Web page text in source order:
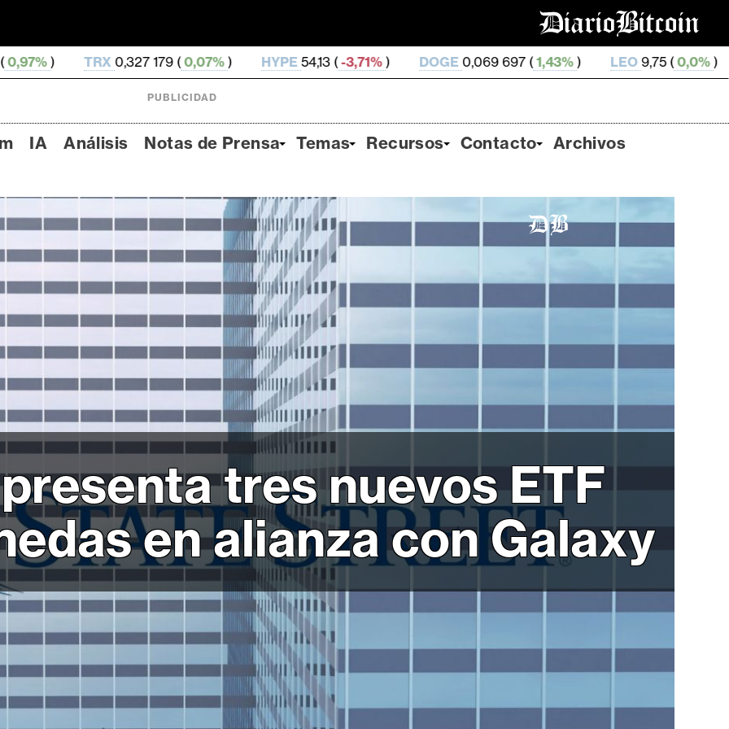
0,327 179 ( 0,07% ) HYPE54,13 (-3,71%) DOGE0,069 697 ( 1,43%) LEO 9,75 (0,0% ZEC510,75 (
PUBLICIDAD
IA Análisis Notas de Prensa Temas Recursos Contacto Archivos
tres nuevos ETF
en alianza con Galaxy